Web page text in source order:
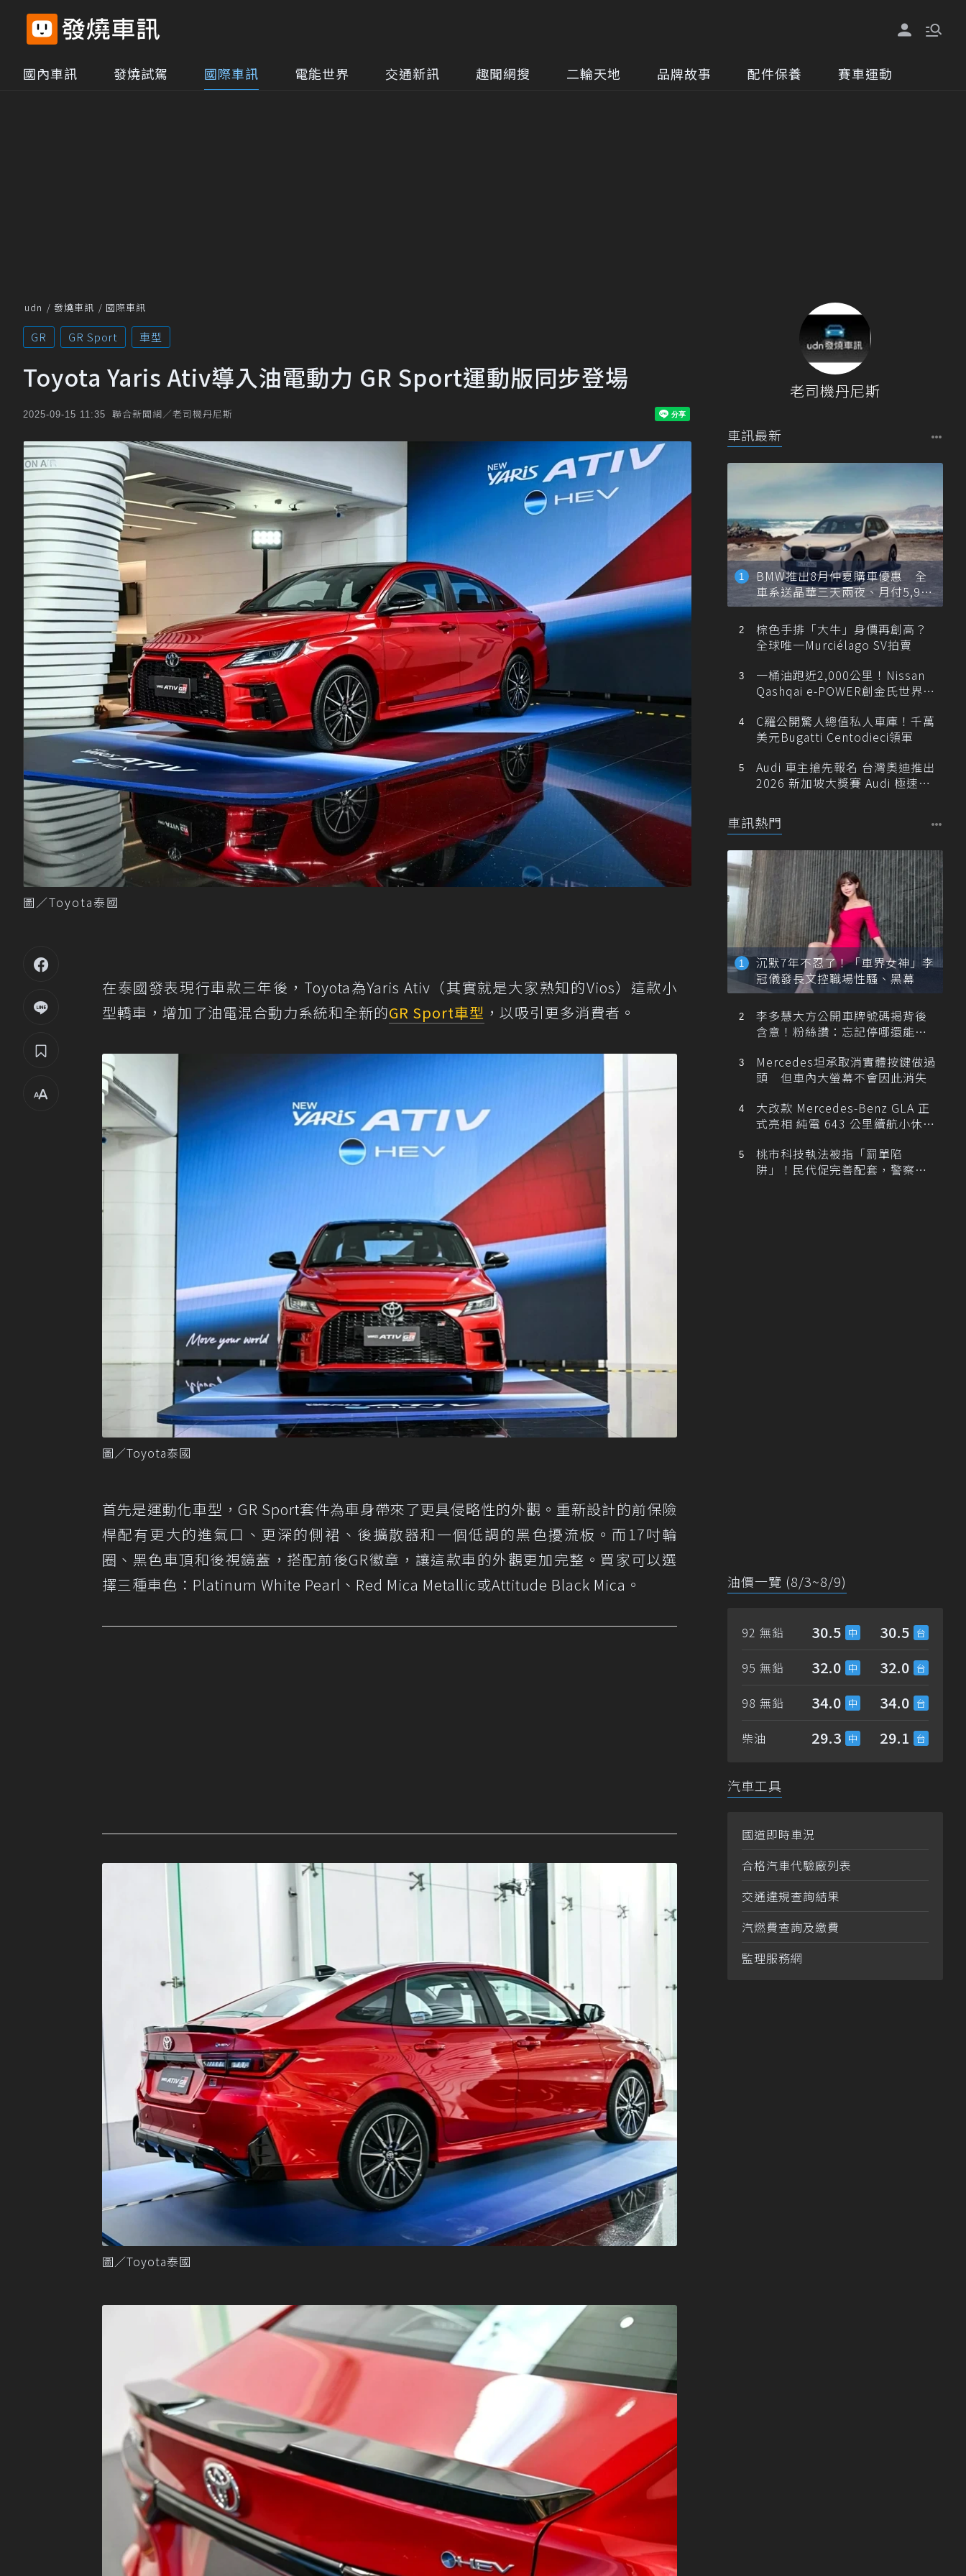
國內車訊 發燒試駕 國際車訊 電能世界 交通新訊 趣聞網搜 二輪天地 品牌故事 配件保養 賽車運動
udn 發燒車訊 國際車訊
GR GR Sport 車型
Toyota Yaris Ativ導入油電動力 GR Sport運動版同步登場
2025-09-15 11:35 聯合新聞網／老司機丹尼斯
圖／Toyota泰國
在泰國發表現行車款三年後，Toyota為Yaris Ativ（其實就是大家熟知的Vios）這款小
型轎車，增加了油電混合動力系統和全新的GR Sport車型 ，以吸引更多消費者。
圖／Toyota泰國
首先是運動化車型，GR Sport套件為車身帶來了更具侵略性的外觀。重新設計的前保險
桿配有更大的進氣口、更深的側裙、後擴散器和一個低調的黑色擾流板。而17吋輪
圈、黑色車頂和後視鏡蓋，搭配前後GR徽章，讓這款車的外觀更加完整。買家可以選
擇三種車色：Platinum White Pearl、Red Mica Metallic或Attitude Black Mica。
圖／Toyota泰國
老司機丹尼斯
車訊最新
BMW推出8月仲夏購車優惠 全
車系送晶華三天兩夜、月付5,900
元起
棕色手排「大牛」身價再創高？
全球唯一Murciélago SV拍賣
一桶油跑近2,000公里！Nissan
Qashqai e-POWER創金氏世界紀
C羅公開驚人總值私人車庫！千萬
美元Bugatti Centodieci領軍
Audi 車主搶先報名 台灣奧迪推出
2026 新加坡大獎賽 Audi 極速之
車訊熱門
沉默7年不忍了！「車界女神」李
冠儀發長文控職場性騷、黑幕
李多慧大方公開車牌號碼揭背後
含意！粉絲讚：忘記停哪還能幫
Mercedes坦承取消實體按鍵做過
頭 但車內大螢幕不會因此消失
大改款 Mercedes-Benz GLA 正
式亮相 純電 643 公里續航小休
桃市科技執法被指「罰單陷
阱」！民代促完善配套，警察局
油價一覽 (8/3~8/9)
92 無鉛 30.5 30.5
95 無鉛 32.0 32.0
98 無鉛 34.0 34.0
柴油 29.3 29.1
汽車工具
國道即時車況
合格汽車代驗廠列表
交通違規查詢結果
汽燃費查詢及繳費
監理服務網